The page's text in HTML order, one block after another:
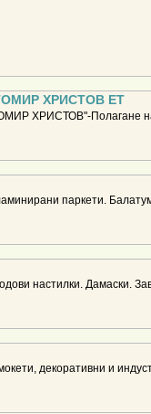
ХРИСТОВ ЕТ
ХРИСТОВ"-Полагане на
паркети.
настилки. Дамаски.
декоративни и